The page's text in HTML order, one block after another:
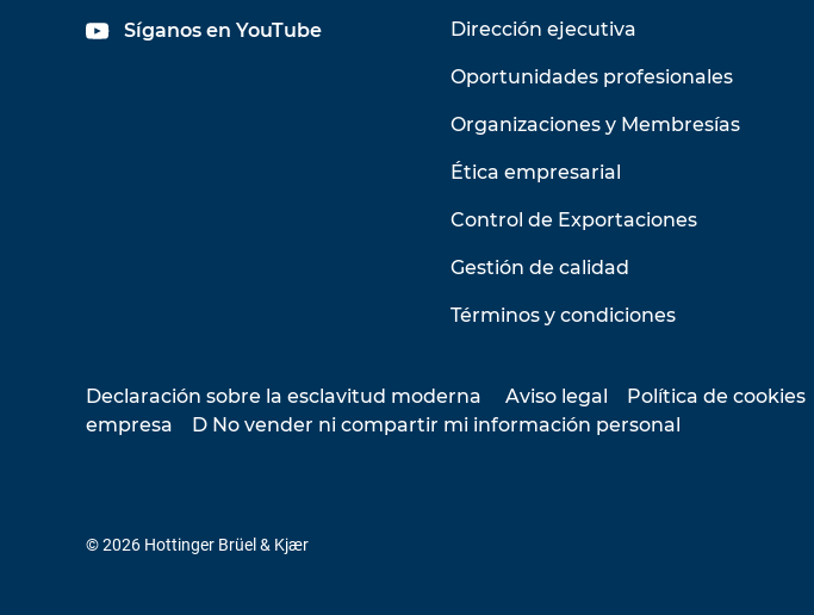
Síganos en YouTube Dirección ejecutiva
Oportunidades profesionales
Organizaciones y Membresías
Ética empresarial
Control de Exportaciones
Gestión de calidad
Términos y condiciones
Declaración sobre la esclavitud moderna Aviso legal Política de cookies
empresa
D No vender ni compartir mi información personal
© 2026 Hottinger Brüel & Kjær